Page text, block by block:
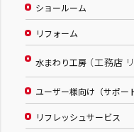
ショールーム
リフォーム
水まわり工房 （工務店
ユーザー様向け（サポー
リフレッシュサービス